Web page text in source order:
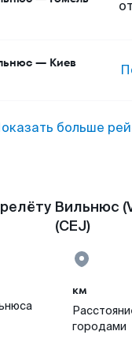
от
— Киев
больше
Вильнюс
(CEJ)
км
городами